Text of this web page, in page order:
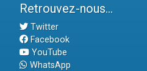
Retrouvez-nous...
Twitter
Facebook
YouTube
WhatsApp